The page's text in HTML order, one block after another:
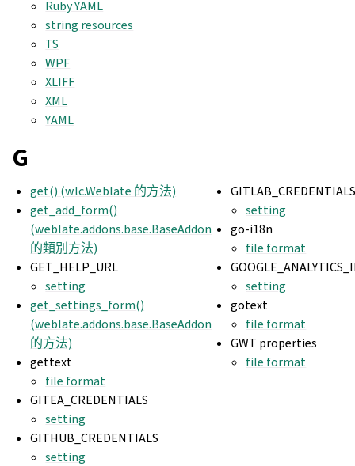
Ruby YAML
string resources
TS
WPF
XLIFF
XML
YAML
G
get() (wlc.Weblate 的方法)
get_add_form()
(weblate.addons.base.BaseAddon
的類別方法)
GET_HELP_URL
setting
get_settings_form()
(weblate.addons.base.BaseAddon
的方法)
gettext
file format
GITEA_CREDENTIALS
setting
GITHUB_CREDENTIALS
setting
setting
go-i18n
file format
setting
gotext
file format
GWT properties
file format